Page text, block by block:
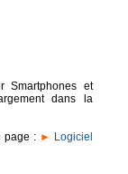
Smartphones et
dans la
page : ► Logiciel